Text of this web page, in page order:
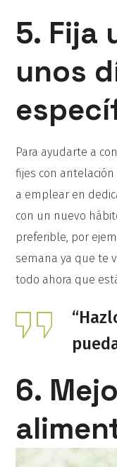
5. Fija
unos
Para ayudarte a
fijes con
a emplear en
con un nuevo
preferible, por
semana ya que te
todo ahora que
6.